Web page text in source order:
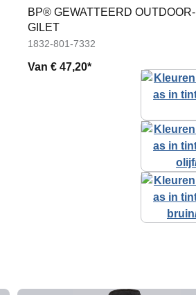
BP® GEWATTEERD OUTDOOR-
GILET
1832-801-7332
Van € 47,20*